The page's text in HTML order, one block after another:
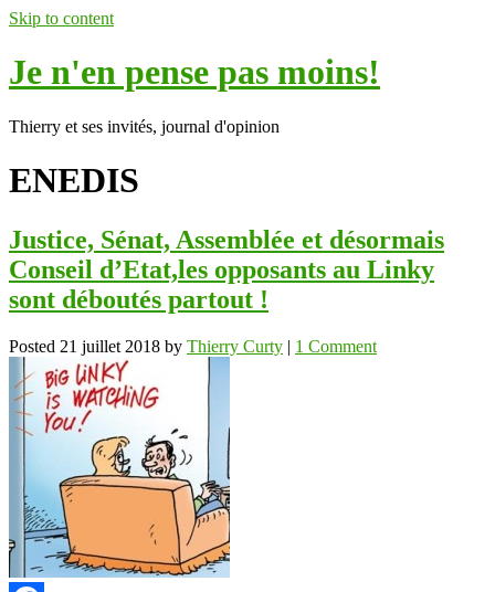
Skip to content
Je n'en pense pas moins!
Thierry et ses invités, journal d'opinion
ENEDIS
Justice, Sénat, Assemblée et désormais
Conseil d’Etat,les opposants au Linky
sont déboutés partout !
Posted 21 juillet 2018 by Thierry Curty | 1 Comment